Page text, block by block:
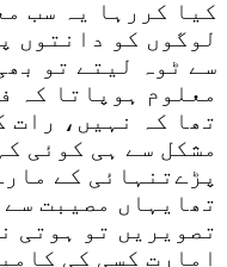
کیا کررہا یہ سب
لوگوں کو دانتوں
سے ٹوہ لیتے تو
معلوم ہوپاتا کہ
تھا کہ نہیں، رات
مشکل سے ہی کوئی
پڑےتنہائی کے
تھایہاں مصیبت
تصویریں تو ہوتی
امارت کسی کی